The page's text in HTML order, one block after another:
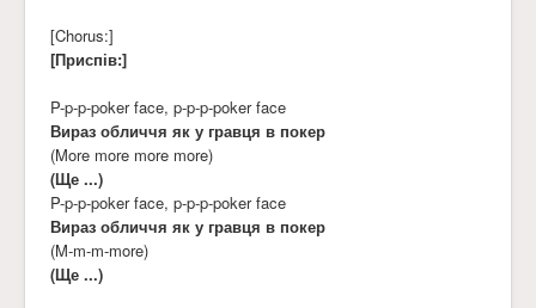
[Chorus:]
[Приспів:]
P-p-p-poker face, p-p-p-poker face
Вираз обличчя як у гравця в покер
(More more more more)
(Ще ...)
P-p-p-poker face, p-p-p-poker face
Вираз обличчя як у гравця в покер
(M-m-m-more)
(Ще ...)